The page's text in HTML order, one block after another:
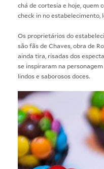
chá de cortesia e hoje, quem
check in no
Os proprietários do
são fãs de Chaves, obra de
ainda tira, risadas dos
se inspiraram na
lindos e saborosos doces.